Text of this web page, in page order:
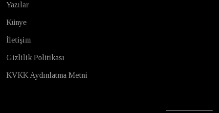
Yazılar
Künye
İletişim
Gizlilik Politikası
KVKK Aydınlatma Metni